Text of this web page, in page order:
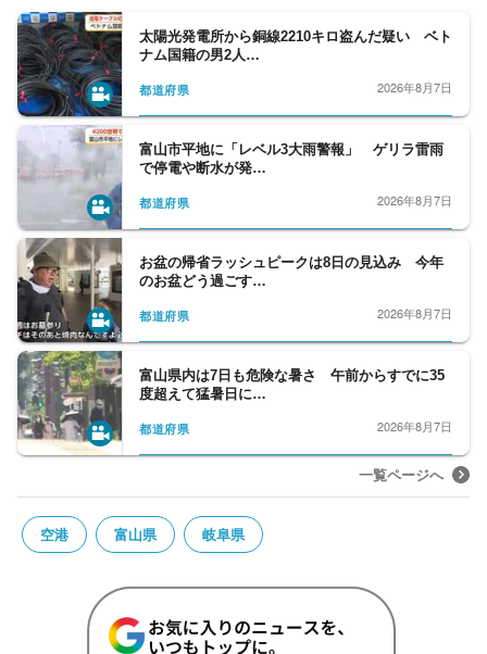
太陽光発電所から銅線2210キロ盗んだ疑い ベト
ナム国籍の男2人…
都道府県 2026年8月7日
富山市平地に「レベル3大雨警報」 ゲリラ雷雨
で停電や断水が発…
都道府県 2026年8月7日
お盆の帰省ラッシュピークは8日の見込み 今年
のお盆どう過ごす…
都道府県 2026年8月7日
富山県内は7日も危険な暑さ 午前からすでに35
度超えて猛暑日に…
都道府県 2026年8月7日
一覧ページへ
空港 富山県 岐阜県